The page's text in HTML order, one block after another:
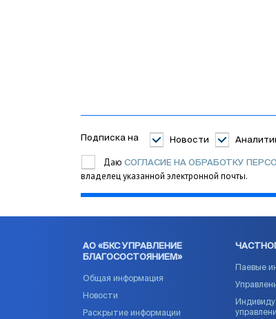
Подписка на Новости
Даю СОГЛАСИЕ НА ОБРАБОТКУ
владелец указанной электронной почты.
АО «БКС УПРАВЛЕНИЕ
БЛАГОСОСТОЯНИЕМ»
Общая информация
Новости
Раскрытие информации
Паевые